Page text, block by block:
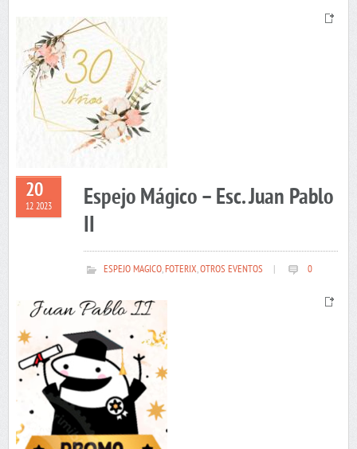
20
12 2023
Espejo Mágico – Esc. Juan Pablo
II
ESPEJO MAGICO,FOTERIX,OTROS EVENTOS 0